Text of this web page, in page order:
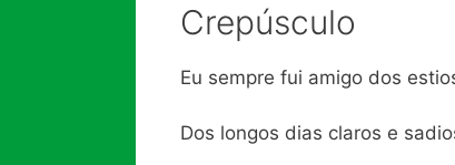
Crepúsculo
Eu sempre fui amigo dos
Dos longos dias claros e